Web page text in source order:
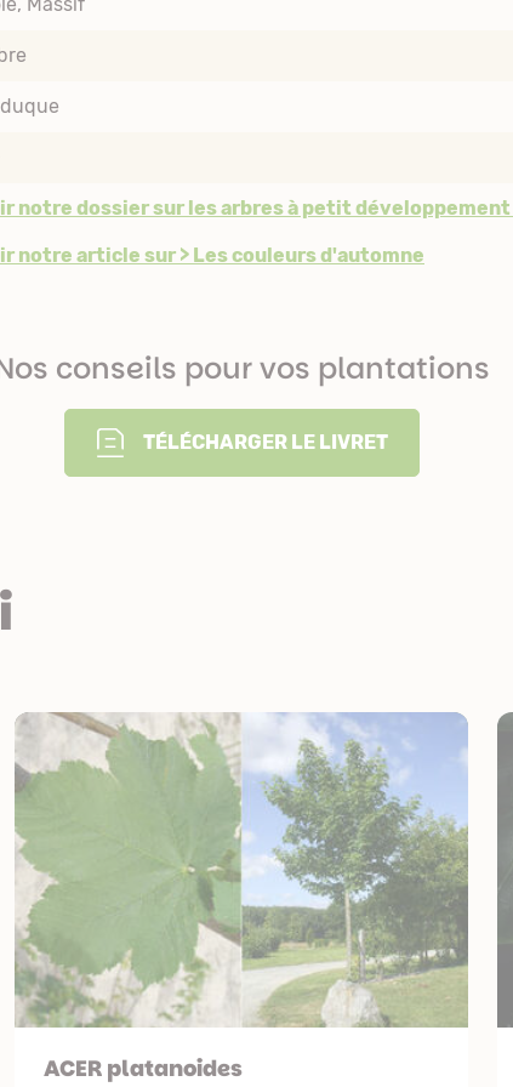
notre dossier sur les arbres à petit développement
notre article sur > Les couleurs d'automne
conseils pour vos plantations
TÉLÉCHARGER LE LIVRET
ACER platanoides